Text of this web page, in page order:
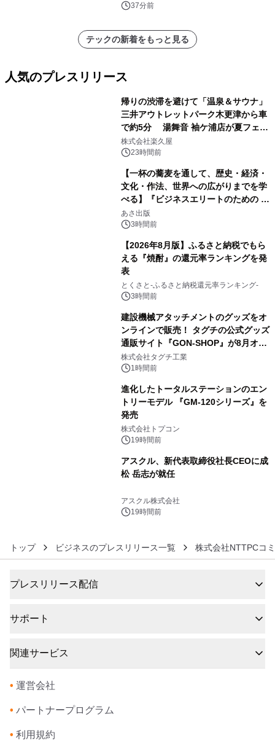
37分前
テックの新着をもっと見る
人気のプレスリリース
帰りの渋滞を避けて「温泉＆サウナ」
三井アウトレットパーク木更津から車
で約5分 湯舞音 袖ケ浦店が夏フェア
メニューを提供
株式会社楽久屋
23時間前
【一杯の蕎麦を通して、歴史・経済・
文化・作法、世界への広がりまでを学
べる】『ビジネスエリートのための 教
養としての蕎麦』2026年8月25日
（火）発売
あさ出版
3時間前
【2026年8月版】ふるさと納税でもら
える『焼酎』の還元率ランキングを発
表
とくさと-ふるさと納税還元率ランキング-
3時間前
建設機械アタッチメントのグッズをオ
ンラインで販売！ タグチの公式グッズ
通販サイト『GON-SHOP』が8月オー
プン
株式会社タグチ工業
1時間前
進化したトータルステーションのエン
トリーモデル 『GM-120シリーズ』を
発売
株式会社トプコン
19時間前
アスクル、新代表取締役社長CEOに成
松 岳志が就任
アスクル株式会社
19時間前
トップ ビジネスのプレスリリース一覧 株式会社NTTPCコ
プレスリリース配信
サポート
関連サービス
• 運営会社
• パートナープログラム
• 利用規約